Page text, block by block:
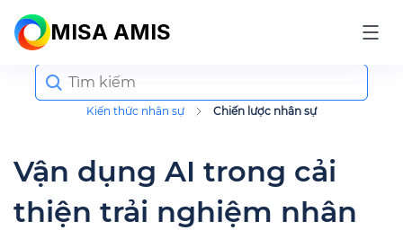
MISA AMIS
Kiến thức nhân sự Chiến lược nhân sự
Search
for:
Vận dụng AI trong cải
thiện trải nghiệm nhân